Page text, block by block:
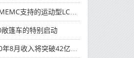
支持的运动型LCD屏幕
篷车的特别启动
入将突破42亿美元，创历史新高